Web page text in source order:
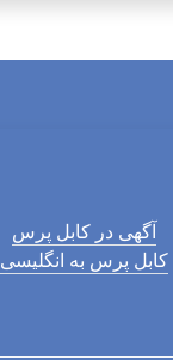
آگهی در کابل پرس
کابل پرس به انگلیسی